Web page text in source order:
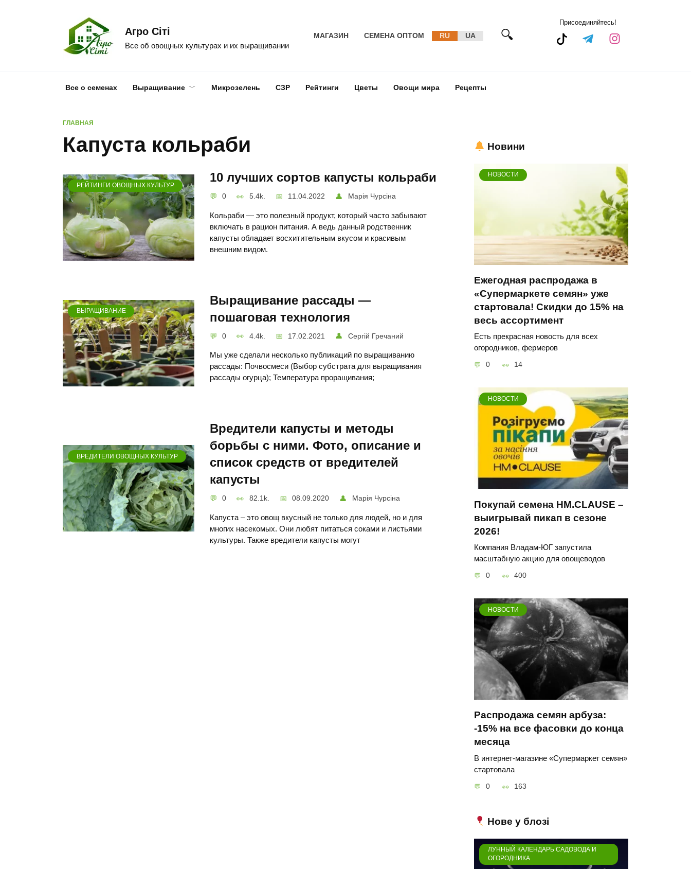
Агро Сіті
Все об овощных культурах и их выращивании
МАГАЗИН СЕМЕНА ОПТОМ RU UA
Присоединяйтесь!
Все о семенах Выращивание Микрозелень СЗР Рейтинги Цветы Овощи мира Рецепты
ГЛАВНАЯ
Капуста кольраби
РЕЙТИНГИ ОВОЩНЫХ КУЛЬТУР
10 лучших сортов капусты кольраби
0 5.4k. 11.04.2022 Марія Чурсіна
Кольраби — это полезный продукт, который часто забывают
включать в рацион питания. А ведь данный родственник
капусты обладает восхитительным вкусом и красивым
внешним видом.
ВЫРАЩИВАНИЕ
Выращивание рассады —
пошаговая технология
0 4.4k. 17.02.2021 Сергій Гречаний
Мы уже сделали несколько публикаций по выращиванию
рассады: Почвосмеси (Выбор субстрата для выращивания
рассады огурца); Температура проращивания;
ВРЕДИТЕЛИ ОВОЩНЫХ КУЛЬТУР
Вредители капусты и методы
борьбы с ними. Фото, описание и
список средств от вредителей
капусты
0 82.1k. 08.09.2020 Марія Чурсіна
Капуста – это овощ вкусный не только для людей, но и для
многих насекомых. Они любят питаться соками и листьями
культуры. Также вредители капусты могут
Новини
НОВОСТИ
Ежегодная распродажа в
«Супермаркете семян» уже
стартовала! Скидки до 15% на
весь ассортимент
Есть прекрасная новость для всех
огородников, фермеров
0 14
НОВОСТИ
Покупай семена HM.CLAUSE –
выигрывай пикап в сезоне
2026!
Компания Владам-ЮГ запустила
масштабную акцию для овощеводов
0 400
НОВОСТИ
Распродажа семян арбуза:
-15% на все фасовки до конца
месяца
В интернет-магазине «Супермаркет семян»
стартовала
0 163
Нове у блозі
ЛУННЫЙ КАЛЕНДАРЬ САДОВОДА И
ОГОРОДНИКА